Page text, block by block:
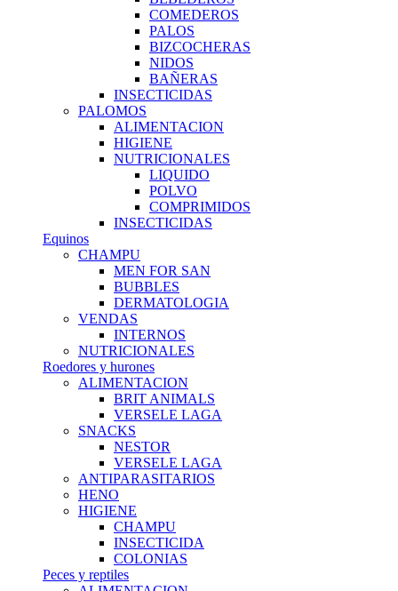
COMEDEROS
PALOS
BIZCOCHERAS
NIDOS
BAÑERAS
INSECTICIDAS
PALOMOS
ALIMENTACION
HIGIENE
NUTRICIONALES
LIQUIDO
POLVO
COMPRIMIDOS
INSECTICIDAS
Equinos
CHAMPU
MEN FOR SAN
BUBBLES
DERMATOLOGIA
VENDAS
INTERNOS
NUTRICIONALES
Roedores y hurones
ALIMENTACION
BRIT ANIMALS
VERSELE LAGA
SNACKS
NESTOR
VERSELE LAGA
ANTIPARASITARIOS
HENO
HIGIENE
CHAMPU
INSECTICIDA
COLONIAS
Peces y reptiles